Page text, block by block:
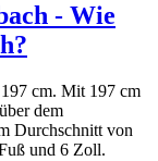
- Wie
cm. Mit 197 cm
dem
Durchschnitt von
und 6 Zoll.